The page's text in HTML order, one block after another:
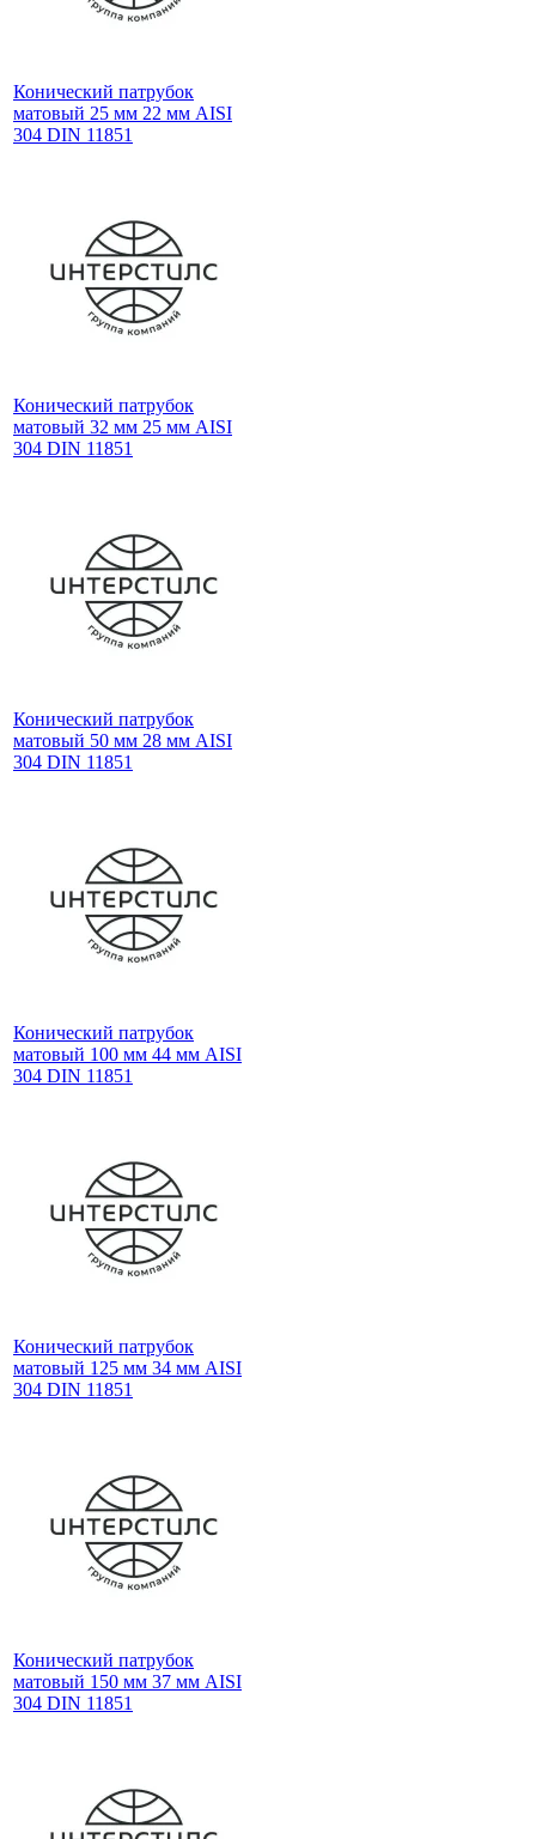
Конический патрубок
матовый 25 мм 22 мм AISI
304 DIN 11851
Конический патрубок
матовый 32 мм 25 мм AISI
304 DIN 11851
Конический патрубок
матовый 50 мм 28 мм AISI
304 DIN 11851
Конический патрубок
матовый 100 мм 44 мм AISI
304 DIN 11851
Конический патрубок
матовый 125 мм 34 мм AISI
304 DIN 11851
Конический патрубок
матовый 150 мм 37 мм AISI
304 DIN 11851